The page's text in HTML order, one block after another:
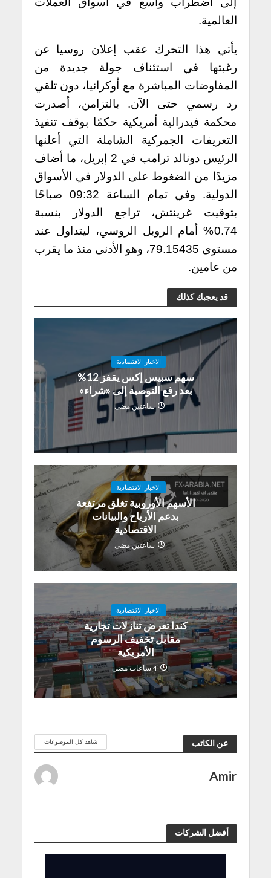
العالمية.
يأتي هذا التحرك عقب إعلان روسيا عن
رغبتها في استئناف جولة جديدة من
المفاوضات المباشرة مع أوكرانيا، دون تلقي
رد رسمي حتى الآن. بالتزامن، أصدرت
محكمة فيدرالية أمريكية حكمًا بوقف تنفيذ
التعريفات الجمركية الشاملة التي أعلنها
الرئيس دونالد ترامب في 2 إبريل، ما أضاف
مزيدًا من الضغوط على الدولار في الأسواق
الدولية. وفي تمام الساعة 09:32 صباحًا
بتوقيت غرينتش، تراجع الدولار بنسبة
0.74% أمام الروبل الروسي، ليتداول عند
مستوى 79.15435، وهو الأدنى منذ ما يقرب
من عامين.
قد يعجبك كذلك
الاخبار الاقتصادية
سهم سبيس إكس يقفز 12%
بعد رفع التوصية إلى «شراء»
ساعتين مضى
الاخبار الاقتصادية
الأسهم الأوروبية تغلق مرتفعة
بدعم الأرباح والبيانات
الاقتصادية
ساعتين مضى
الاخبار الاقتصادية
كندا تعرض تنازلات تجارية
مقابل تخفيف الرسوم
الأمريكية
4 ساعات مضى
عن الكاتب شاهد كل الموضوعات
Amir
أفضل الشركات